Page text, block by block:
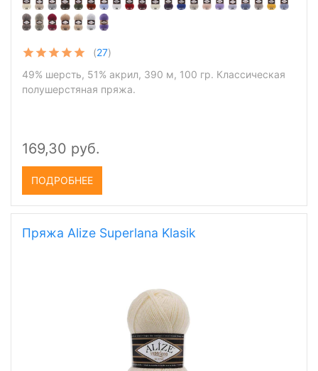
(27)
49% шерсть, 51% акрил, 390 м, 100 гр. Классическая
полушерстяная пряжа.
169,30 руб.
ПОДРОБНЕЕ
Пряжа Alize Superlana Klasik